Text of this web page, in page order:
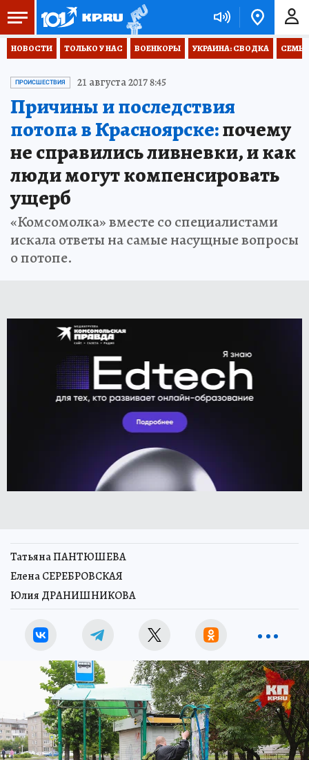
НОВОСТИ ТОЛЬКО У НАС ВОЕНКОРЫ УКРАИНА: СВОДКА
ПРОИСШЕСТВИЯ 21 августа 2017 8:45
Причины и последствия
потопа в Красноярске:почему
не справились ливневки, и как
люди могут компенсировать
ущерб
«Комсомолка» вместе со специалистами
искала ответы на самые насущные вопросы
о потопе.
Татьяна ПАНТЮШЕВА
Елена СЕРЕБРОВСКАЯ
Юлия ДРАНИШНИКОВА